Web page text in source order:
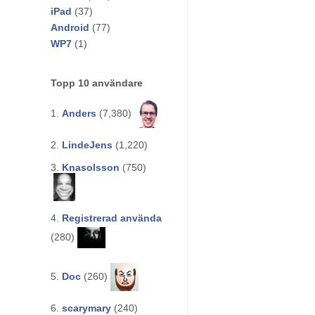
iPad (37)
Android (77)
WP7 (1)
Topp 10 användare
1. Anders (7,380)
2. LindeJens (1,220)
3. Knasolsson (750)
4. Registrerad använda
(280)
5. Doc (260)
6. scarymary (240)